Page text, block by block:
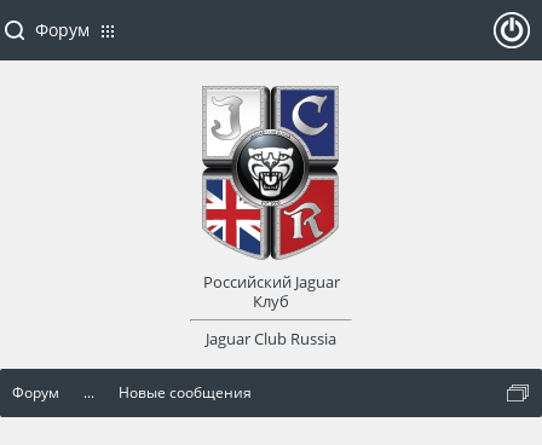
Форум ... Новые сообщения
Форум
Российский Jaguar
Клуб
Jaguar Club Russia
оват